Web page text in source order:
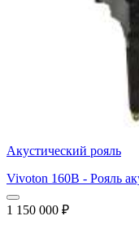
Акустический рояль
Vivoton 160B - Рояль
1 150 000 ₽